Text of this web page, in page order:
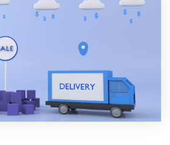
EC
ドなど
トへ